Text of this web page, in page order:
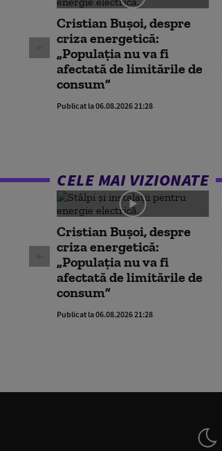
Cristian Bușoi, despre
criza energetică:
„Populația nu va fi
afectată de limitările de
consum”
Publicat la 06.08.2026 21:28
CELE MAI VIZIONATE
Cristian Bușoi, despre
criza energetică:
„Populația nu va fi
afectată de limitările de
consum”
Publicat la 06.08.2026 21:28